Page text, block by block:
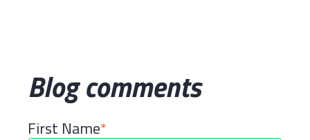
Blog comments
First Name*